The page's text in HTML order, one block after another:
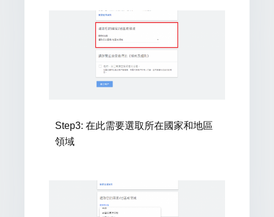
Step3: 在此需要選取所在國家和地區
領域